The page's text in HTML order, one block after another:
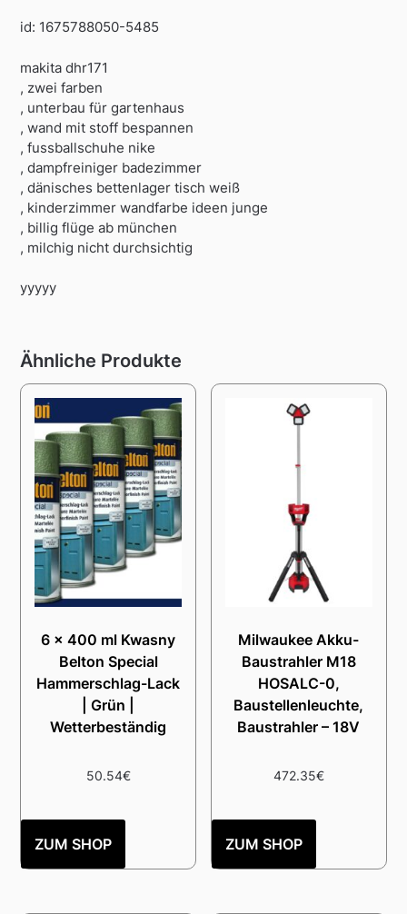
id: 1675788050-5485
makita dhr171
, zwei farben
, unterbau für gartenhaus
, wand mit stoff bespannen
, fussballschuhe nike
, dampfreiniger badezimmer
, dänisches bettenlager tisch weiß
, kinderzimmer wandfarbe ideen junge
, billig flüge ab münchen
, milchig nicht durchsichtig
yyyyy
Ähnliche Produkte
6 x 400 ml Kwasny
Belton Special
Hammerschlag-Lack
| Grün |
Wetterbeständig
50.54€
ZUM SHOP
Milwaukee Akku-
Baustrahler M18
HOSALC-0,
Baustellenleuchte,
Baustrahler – 18V
472.35€
ZUM SHOP